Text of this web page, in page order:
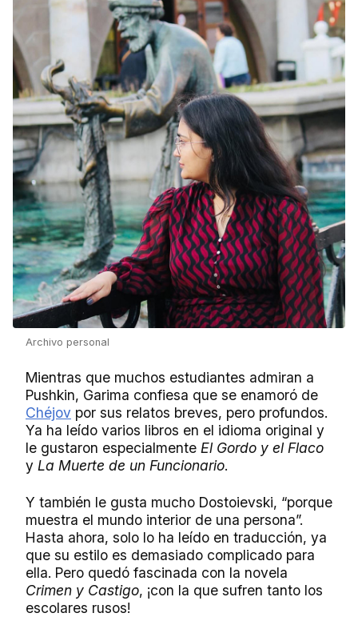
Archivo personal
Mientras que muchos estudiantes admiran a
Pushkin, Garima confiesa que se enamoró de
Chéjov por sus relatos breves, pero profundos.
Ya ha leído varios libros en el idioma original y
le gustaron especialmente El Gordo y el Flaco
y La Muerte de un Funcionario.
Y también le gusta mucho Dostoievski, “porque
muestra el mundo interior de una persona”.
Hasta ahora, solo lo ha leído en traducción, ya
que su estilo es demasiado complicado para
ella. Pero quedó fascinada con la novela
Crimen y Castigo, ¡con la que sufren tanto los
escolares rusos!